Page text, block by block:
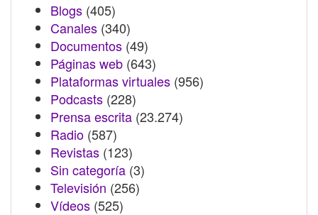
Blogs (405)
Canales (340)
Documentos (49)
Páginas web (643)
Plataformas virtuales (956)
Podcasts (228)
Prensa escrita (23.274)
Radio (587)
Revistas (123)
Sin categoría (3)
Televisión (256)
Vídeos (525)